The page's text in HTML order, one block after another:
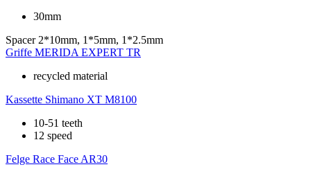
30mm
Spacer 2*10mm, 1*5mm, 1*2.5mm
Griffe MERIDA EXPERT TR
recycled material
Kassette Shimano XT M8100
10-51 teeth
12 speed
Felge Race Face AR30